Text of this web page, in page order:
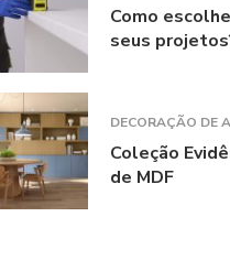
Como
seus
DECORAÇÃO DE
Coleção
de MDF